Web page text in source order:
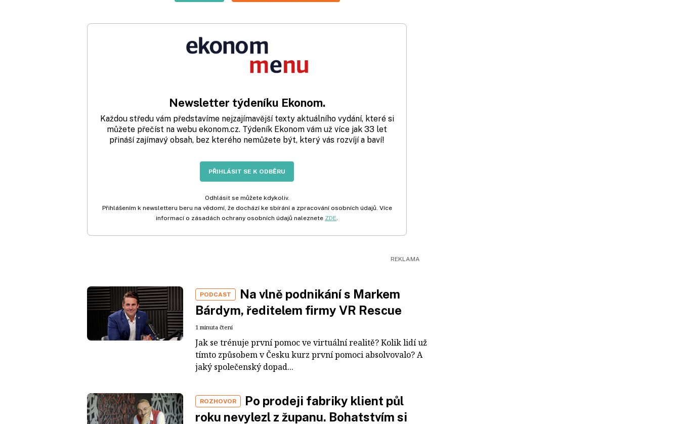
Newsletter týdeníku Ekonom.
Každou středu vám představíme nejzajímavější texty aktuálního vydání, které si
můžete přečíst na webu ekonom.cz. Týdeník Ekonom vám už více jak 33 let
přináší zajímavý obsah, bez kterého nemůžete být, který vás rozvíjí a baví!
PŘIHLÁSIT SE K ODBĚRU
Odhlásit se můžete kdykoliv.
Přihlášením k newsletteru beru na vědomí, že dochází ke sbírání a zpracování osobních údajů. Více
informací o zásadách ochrany osobních údajů naleznete ZDE
PODCAST
Na vlně podnikání s Markem
Bárdym, ředitelem firmy VR Rescue
1 minuta čtení
Jak se trénuje první pomoc ve virtuální realitě? Kolik lidí už
tímto způsobem v Česku kurz první pomoci absolvovalo? A
jaký společenský dopad...
ROZHOVOR
Po prodeji fabriky klient půl
roku nevylezl z županu. Bohatstvím si